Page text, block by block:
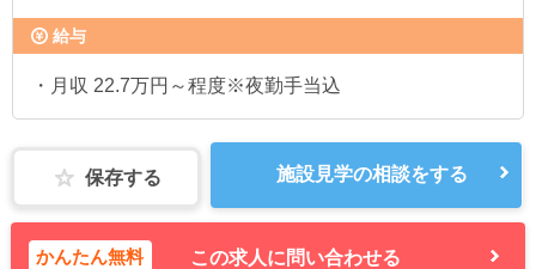
給与
・月収 22.7万円～程度※夜勤手当込
保存する 施設見学の相談をする
かんたん無料 この求人に問い合わせる